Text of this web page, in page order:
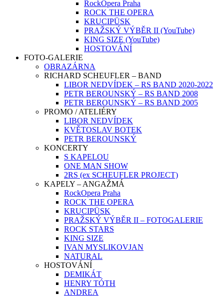
RockOpera Praha
ROCK THE OPERA
KRUCIPÜSK
PRAŽSKÝ VÝBĚR II (YouTube)
KING SIZE (YouTube)
HOSTOVÁNÍ
FOTO-GALERIE
OBRAZÁRNA
RICHARD SCHEUFLER – BAND
LIBOR NEDVÍDEK – RS BAND 2020-2022
PETR BEROUNSKÝ – RS BAND 2008
PETR BEROUNSKÝ – RS BAND 2005
PROMO / ATELIÉRY
LIBOR NEDVÍDEK
KVĚTOSLAV BOTEK
PETR BEROUNSKÝ
KONCERTY
S KAPELOU
ONE MAN SHOW
2RS (ex SCHEUFLER PROJECT)
KAPELY – ANGAŽMÁ
RockOpera Praha
ROCK THE OPERA
KRUCIPÜSK
PRAŽSKÝ VÝBĚR II – FOTOGALERIE
ROCK STARS
KING SIZE
IVAN MYSLIKOVJAN
NATURAL
HOSTOVÁNÍ
DEMIKÁT
HENRY TÓTH
ANDREA